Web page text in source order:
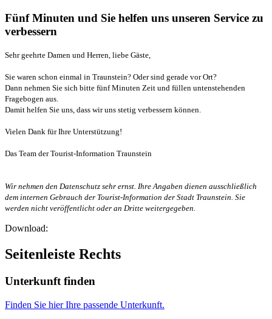
Fünf Minuten und Sie helfen uns unseren Service zu
verbessern
Sehr geehrte Damen und Herren, liebe Gäste,
Sie waren schon einmal in Traunstein? Oder sind gerade vor Ort?
Dann nehmen Sie sich bitte fünf Minuten Zeit und füllen untenstehenden
Fragebogen aus.
Damit helfen Sie uns, dass wir uns stetig verbessern können.
Vielen Dank für Ihre Unterstützung!
Das Team der Tourist-Information Traunstein
Wir nehmen den Datenschutz sehr ernst. Ihre Angaben dienen ausschließlich
dem internen Gebrauch der Tourist-Information der Stadt Traunstein. Sie
werden nicht veröffentlicht oder an Dritte weitergegeben.
Download:
Seitenleiste Rechts
Unterkunft finden
Finden Sie hier Ihre passende Unterkunft.